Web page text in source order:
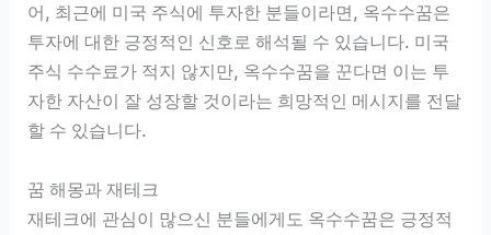
어, 최근에 미국 주식에 투자한 분들이라면, 옥수수꿈은
투자에 대한 긍정적인 신호로 해석될 수 있습니다. 미국
주식 수수료가 적지 않지만, 옥수수꿈을 꾼다면 이는 투
자한 자산이 잘 성장할 것이라는 희망적인 메시지를 전달
할 수 있습니다.
꿈 해몽과 재테크
재테크에 관심이 많으신 분들에게도 옥수수꿈은 긍정적